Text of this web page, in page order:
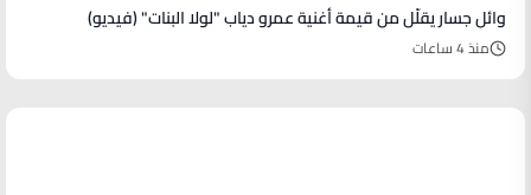
وائل جسار يقلّل من قيمة أغنية عمرو دياب "لولا البنات" (فيديو)
منذ 4 ساعات